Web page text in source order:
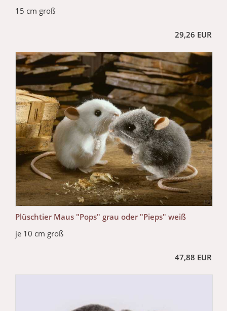
15 cm groß
29,26 EUR
Plüschtier Maus "Pops" grau oder "Pieps" weiß
je 10 cm groß
47,88 EUR